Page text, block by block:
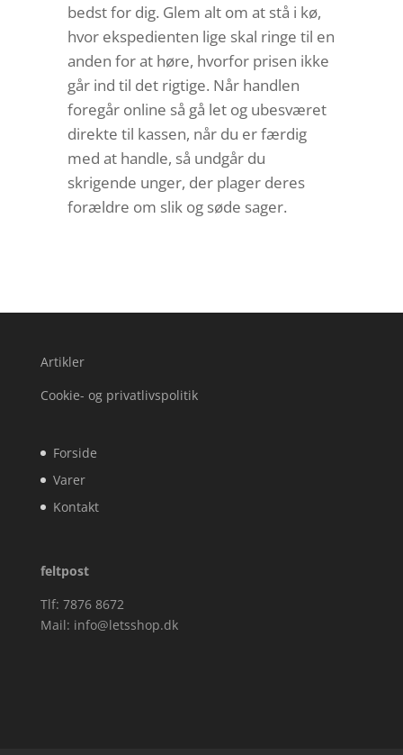
bedst for dig. Glem alt om at stå i kø,
hvor ekspedienten lige skal ringe til en
anden for at høre, hvorfor prisen ikke
går ind til det rigtige. Når handlen
foregår online så gå let og ubesværet
direkte til kassen, når du er færdig
med at handle, så undgår du
skrigende unger, der plager deres
forældre om slik og søde sager.
Artikler
Cookie- og privatlivspolitik
Forside
Varer
Kontakt
feltpost
Tlf: 7876 8672
Mail: info@letsshop.dk